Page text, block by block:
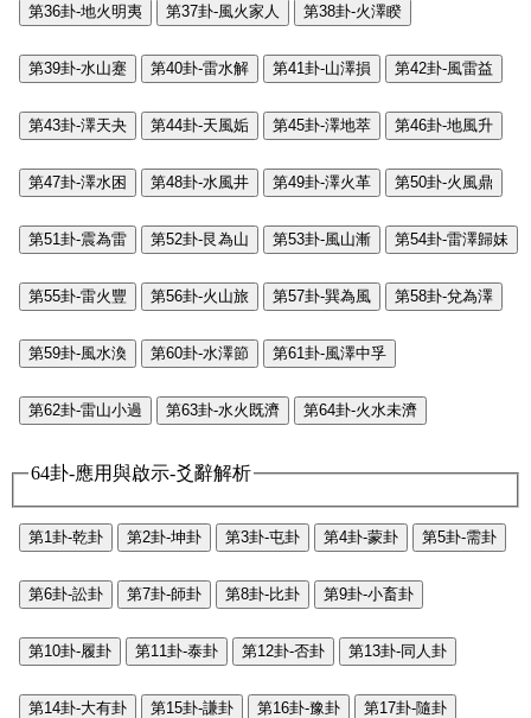
第36卦-地火明夷 第37卦-風火家人 第38卦-火澤睽
第39卦-水山蹇 第40卦-雷水解 第41卦-山澤損 第42卦-風雷益
第43卦-澤天夬 第44卦-天風姤 第45卦-澤地萃 第46卦-地風升
第47卦-澤水困 第48卦-水風井 第49卦-澤火革 第50卦-火風鼎
第51卦-震為雷 第52卦-艮為山 第53卦-風山漸 第54卦-雷澤歸妹
第55卦-雷火豐 第56卦-火山旅 第57卦-巽為風 第58卦-兌為澤
第59卦-風水渙 第60卦-水澤節 第61卦-風澤中孚
第62卦-雷山小過 第63卦-水火既濟 第64卦-火水未濟
64卦-應用與啟示-爻辭解析
第1卦-乾卦 第2卦-坤卦 第3卦-屯卦 第4卦-蒙卦 第5卦-需卦
第6卦-訟卦 第7卦-師卦 第8卦-比卦 第9卦-小畜卦
第10卦-履卦 第11卦-泰卦 第12卦-否卦 第13卦-同人卦
第14卦-大有卦 第15卦-謙卦 第16卦-豫卦 第17卦-隨卦